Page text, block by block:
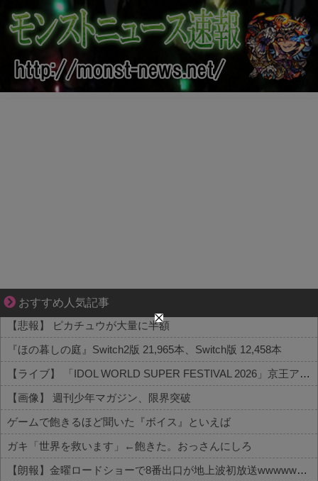
おすすめ人気記事
妻が嫌すぎて壊れていった、ある夫の現実
【悲報】 ピカチュウが大量に半額
『ほの暮しの庭』Switch2版 21,965本、Switch版 12,458本
【ライブ】 「IDOL WORLD SUPER FESTIVAL 2026」京王アリーナTOKYO開催決定
【画像】 週刊少年マガジン、限界突破
ゲームで飽きるほど聞いた『ボイス』といえば
ガキ「世界を救います」←飽きた。おっさんにしろ
【朗報】金曜ロードショーで8番出口が地上波初放送wwwwwwwww